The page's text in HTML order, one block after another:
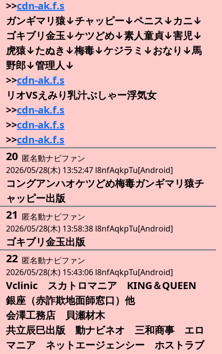
>>cdn-ak.f.s
ガンギマリ猿↓チャッピー↓ペニス↓カニ↓
ゴキブリ金玉↓ケツどめ↓素人童貞↓害児↓
虎猿↓たぬき↓梅毒↓ケジラミ↓おなり↓馬
野郎↓管理人↓
>>cdn-ak.f.s
リオVSえみり乳汁ぶしゃー浮気女
>>cdn-ak.f.s
>>cdn-ak.f.s
>>cdn-ak.f.s
20 匿名動ナビファン
2026/05/28(木) 13:52:47 l8nfAqkpTu[Android]
コングアンハオケツどめ梅毒ガンギマリ猿チ
ャッピー出版
21 匿名動ナビファン
2026/05/28(木) 13:58:38 l8nfAqkpTu[Android]
ゴキブリ金玉出版
22 匿名動ナビファン
2026/05/28(木) 15:43:06 l8nfAqkpTu[Android]
Vclinic スカトロマニア KING＆QUEEN
銀座（赤詐欺地面師窓口）他
会澤工務店 貝瀬材木
共立辰巳出版 動ナビネオ 三和商事 エロ
マニア ネットエージェンシー ホストラブ